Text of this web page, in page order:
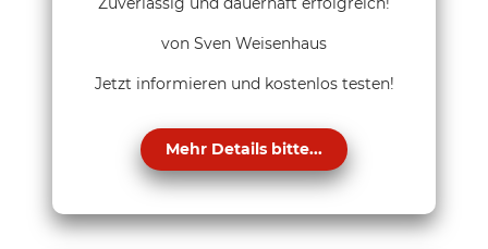
von Sven Weisenhaus
Jetzt informieren und kostenlos testen!
Mehr Details bitte...